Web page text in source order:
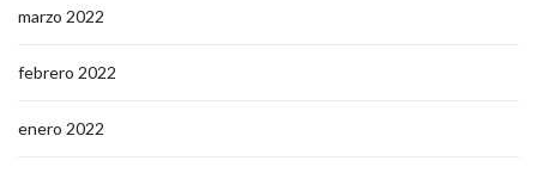
marzo 2022
febrero 2022
enero 2022